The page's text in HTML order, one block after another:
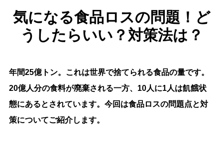
気になる食品ロスの問題！ど
うしたらいい？対策法は？
年間25億トン。これは世界で捨てられる食品の量です。
20億人分の食料が廃棄される一方、10人に1人は飢餓状
態にあるとされています。今回は食品ロスの問題点と対
策についてご紹介します。